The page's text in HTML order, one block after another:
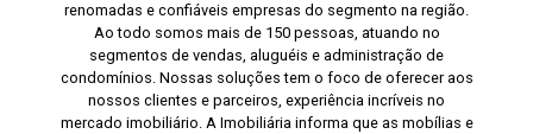
renomadas e confiáveis empresas do segmento na região.
Ao todo somos mais de 150 pessoas, atuando no
segmentos de vendas, aluguéis e administração de
condomínios. Nossas soluções tem o foco de oferecer aos
nossos clientes e parceiros, experiência incríveis no
mercado imobiliário. A Imobiliária informa que as mobílias e